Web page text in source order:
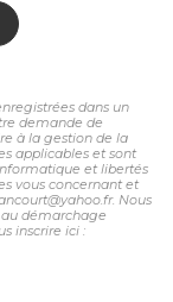
dans un
demande de
à la gestion de la
applicables et sont
et libertés
vous concernant et
Nous
démarchage
inscrire ici :